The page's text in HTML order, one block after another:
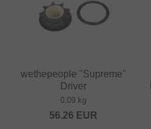
wethepeople "Supreme"
Driver
0.09 kg
56.26 EUR